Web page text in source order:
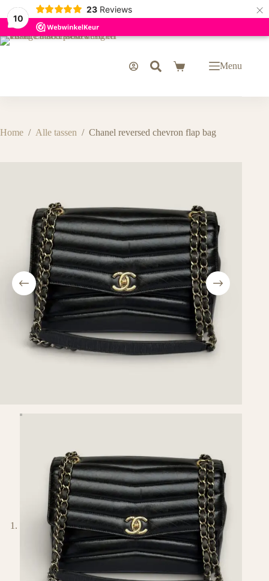
10
23 Reviews ×
Ga
WinkelwagenMenu
Home / Alle tassen / Chanel reversed chevron flap bag